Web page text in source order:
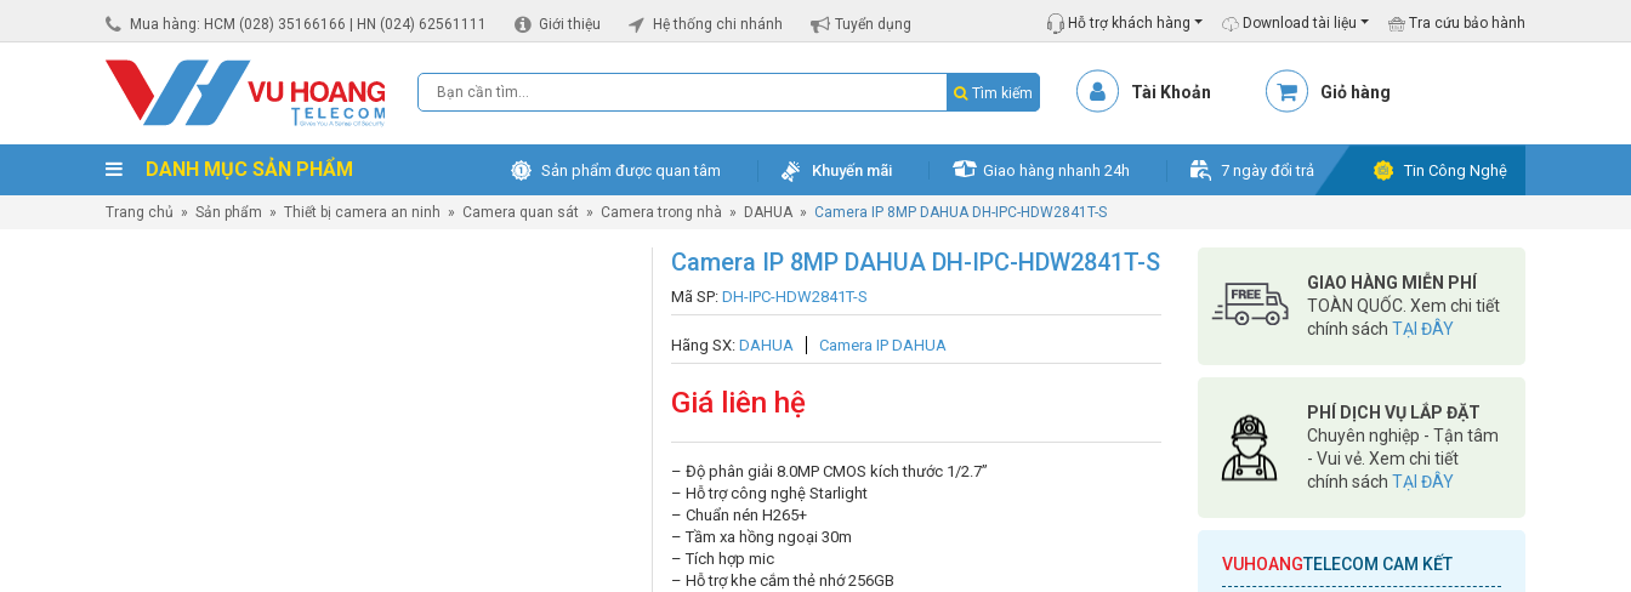
Mua hàng: HCM (028) 35166166 | HN (024) 62561111 Giới thiệu Hệ thống chi nhánh Tuyển dụng Hỗ trợ khách hàng Download tài liệu Tra cứu bảo hành
Tìm kiếm Tài Khoản Giỏ hàng
DANH MỤC SẢN PHẨM Sản phẩm được quan tâm Khuyến mãi Giao hàng nhanh 24h 7 ngày đổi trả Tin Công Nghệ
Trang chủ » Sản phẩm » Thiết bị camera an ninh » Camera quan sát » Camera trong nhà » DAHUA » Camera IP 8MP DAHUA DH-IPC-HDW2841T-S
Camera IP 8MP DAHUA DH-IPC-HDW2841T-S
Mã SP: DH-IPC-HDW2841T-S
Hãng SX: DAHUA Camera IP DAHUA
Giá liên hệ
– Độ phân giải 8.0MP CMOS kích thước 1/2.7”
– Hỗ trợ công nghệ Starlight
– Chuẩn nén H265+
– Tầm xa hồng ngoại 30m
– Tích hợp mic
– Hỗ trợ khe cắm thẻ nhớ 256GB
GIAO HÀNG MIỄN PHÍ
TOÀN QUỐC. Xem chi tiết
chính sách TẠI ĐÂY
PHÍ DỊCH VỤ LẮP ĐẶT
Chuyên nghiệp - Tận tâm
- Vui vẻ. Xem chi tiết
chính sách TẠI ĐÂY
VUHOANGTELECOM CAM KẾT